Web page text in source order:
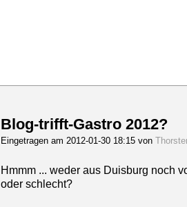
Blog-trifft-Gastro 2012?
Eingetragen am 2012-01-30 18:15 von
Hmmm ... weder aus Duisburg noch
oder schlecht?